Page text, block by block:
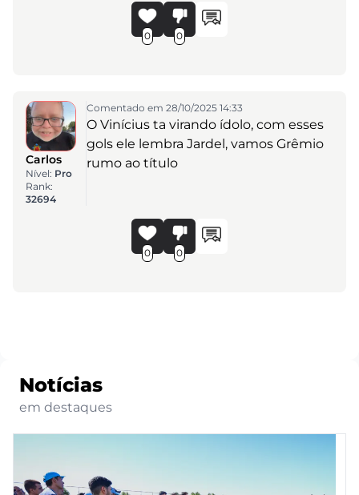
0 0
Carlos
Nível: Pro
Rank:
32694
Comentado em 28/10/2025 14:33
O Vinícius ta virando ídolo, com esses
gols ele lembra Jardel, vamos Grêmio
rumo ao título
0 0
Notícias
em destaques